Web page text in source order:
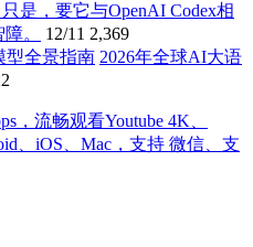
是，要它与OpenAI Codex相
。
12/11 2,369
2026年全球AI大语